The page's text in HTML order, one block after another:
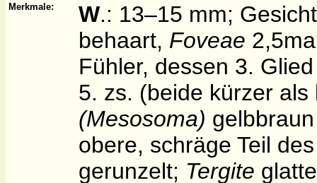
Merkmale: W.: 13–15 mm;
behaart, Foveae
Fühler, dessen 3.
5. zs. (beide kürzer
(Mesosoma)
obere, schräge Teil
gerunzelt; Tergite